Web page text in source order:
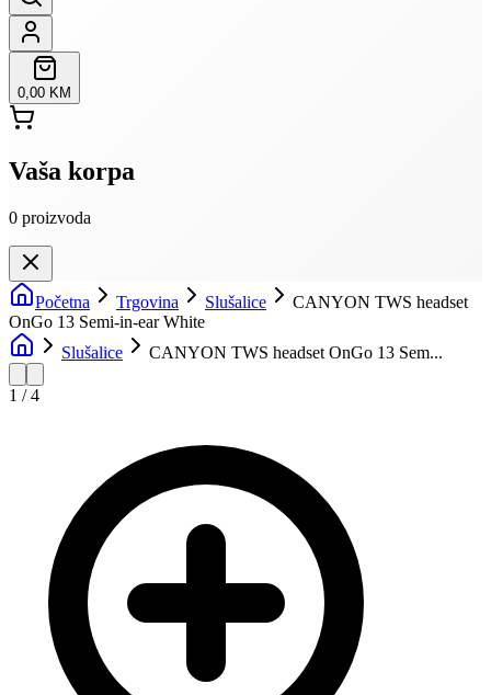
0,00 KM
Vaša korpa
0 proizvoda
Početna Trgovina Slušalice
CANYON TWS headset
OnGo 13 Semi-in-ear White
Slušalice
CANYON TWS headset OnGo 13 Sem...
1 /4